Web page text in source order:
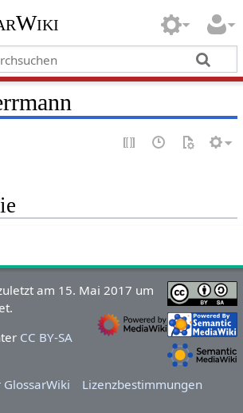
am 15. Mai 2017 um
CC BY-SA
GlossarWiki Lizenzbestimmungen